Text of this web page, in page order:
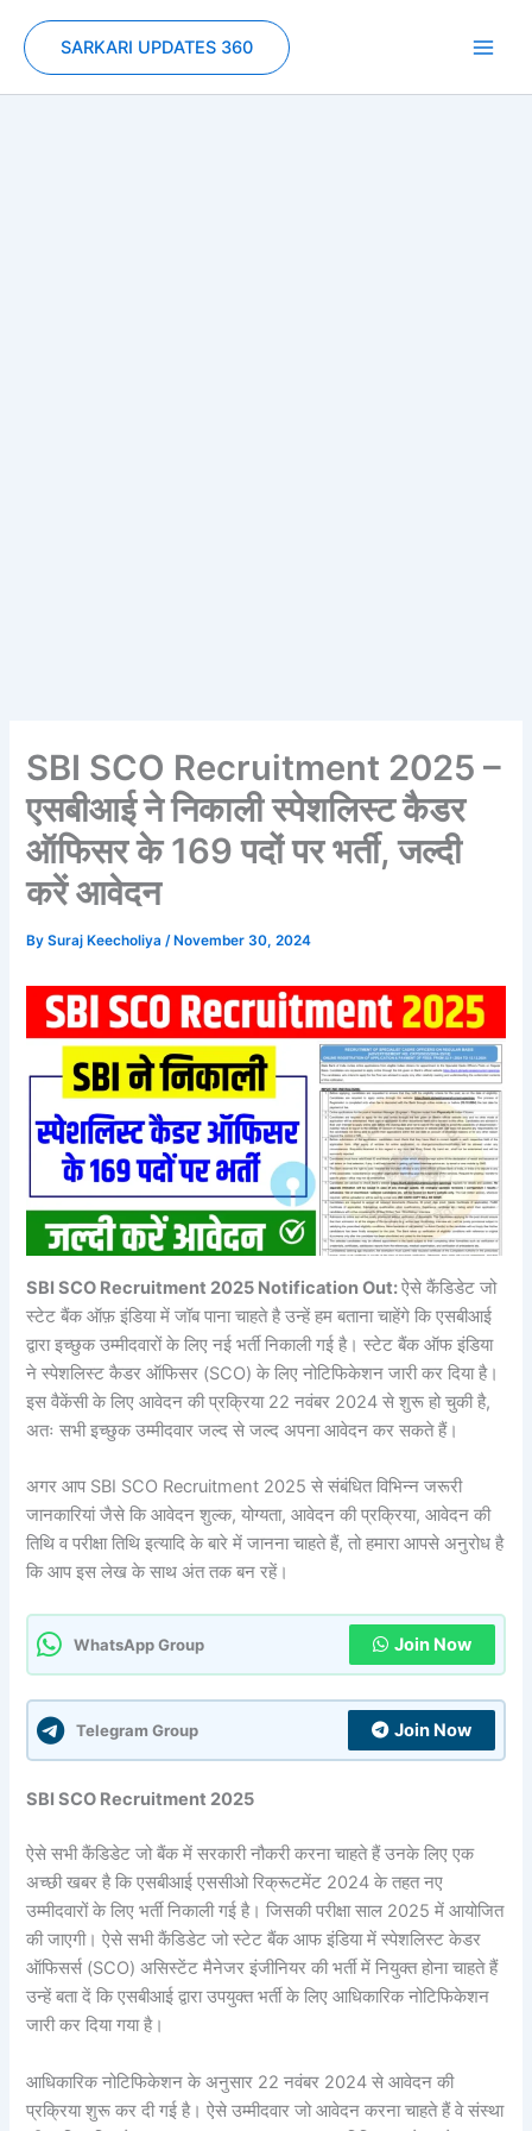
content
SARKARI UPDATES 360
SBI SCO Recruitment 2025 –
एसबीआई ने निकाली स्पेशलिस्ट कैडर
ऑफिसर के 169 पदों पर भर्ती, जल्दी
करें आवेदन
BySuraj Keecholiya/ November 30, 2024
SBI SCO Recruitment 2025 Notification Out:ऐसे कैंडिडेट जो
स्टेट बैंक ऑफ़ इंडिया में जॉब पाना चाहते है उन्हें हम बताना चाहेंगे कि एसबीआई
द्वारा इच्छुक उम्मीदवारों के लिए नई भर्ती निकाली गई है। स्टेट बैंक ऑफ इंडिया
ने स्पेशलिस्ट कैडर ऑफिसर (SCO) के लिए नोटिफिकेशन जारी कर दिया है।
इस वैकेंसी के लिए आवेदन की प्रक्रिया 22 नवंबर 2024 से शुरू हो चुकी है,
अतः सभी इच्छुक उम्मीदवार जल्द से जल्द अपना आवेदन कर सकते हैं।
अगर आप SBI SCO Recruitment 2025 से संबंधित विभिन्न जरूरी
जानकारियां जैसे कि आवेदन शुल्क, योग्यता, आवेदन की प्रक्रिया, आवेदन की
तिथि व परीक्षा तिथि इत्यादि के बारे में जानना चाहते हैं, तो हमारा आपसे अनुरोध है
कि आप इस लेख के साथ अंत तक बन रहें।
WhatsApp Group Join Now
Telegram Group Join Now
SBI SCO Recruitment 2025
ऐसे सभी कैंडिडेट जो बैंक में सरकारी नौकरी करना चाहते हैं उनके लिए एक
अच्छी खबर है कि एसबीआई एससीओ रिक्रूटमेंट 2024 के तहत नए
उम्मीदवारों के लिए भर्ती निकाली गई है। जिसकी परीक्षा साल 2025 में आयोजित
की जाएगी। ऐसे सभी कैंडिडेट जो स्टेट बैंक आफ इंडिया में स्पेशलिस्ट केडर
ऑफिसर्स (SCO) असिस्टेंट मैनेजर इंजीनियर की भर्ती में नियुक्त होना चाहते हैं
उन्हें बता दें कि एसबीआई द्वारा उपयुक्त भर्ती के लिए आधिकारिक नोटिफिकेशन
जारी कर दिया गया है।
आधिकारिक नोटिफिकेशन के अनुसार 22 नवंबर 2024 से आवेदन की
प्रक्रिया शुरू कर दी गई है। ऐसे उम्मीदवार जो आवेदन करना चाहते हैं वे संस्था